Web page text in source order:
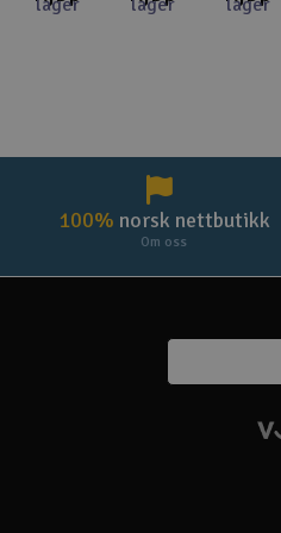
lager
lager
lager
100% norsk nettbutikk
Om oss